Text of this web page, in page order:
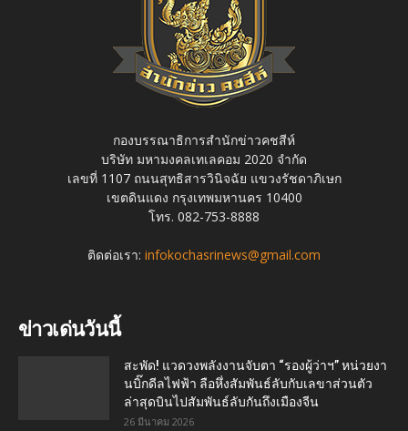
กองบรรณาธิการสำนักข่าวคชสีห์
บริษัท มหามงคลเทเลคอม 2020 จำกัด
เลขที่ 1107 ถนนสุทธิสารวินิจฉัย แขวงรัชดาภิเษก
เขตดินแดง กรุงเทพมหานคร 10400
โทร. 082-753-8888
ติดต่อเรา: infokochasrinews@gmail.com
ข่าวเด่นวันนี้
สะพัด! แวดวงพลังงานจับตา “รองผู้ว่าฯ” หน่วยงา
นบิ๊กดีลไฟฟ้า ลือหึ่งสัมพันธ์ลับกับเลขาส่วนตัว
ล่าสุดบินไปสัมพันธ์ลับกันถึงเมืองจีน
26 มีนาคม 2026